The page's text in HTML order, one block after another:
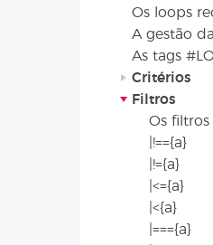
Os loops
A gestão
As tags
Critérios
Filtros
Os
|!=={a}
|!={a}
|<={a}
|<{a}
|==={a}